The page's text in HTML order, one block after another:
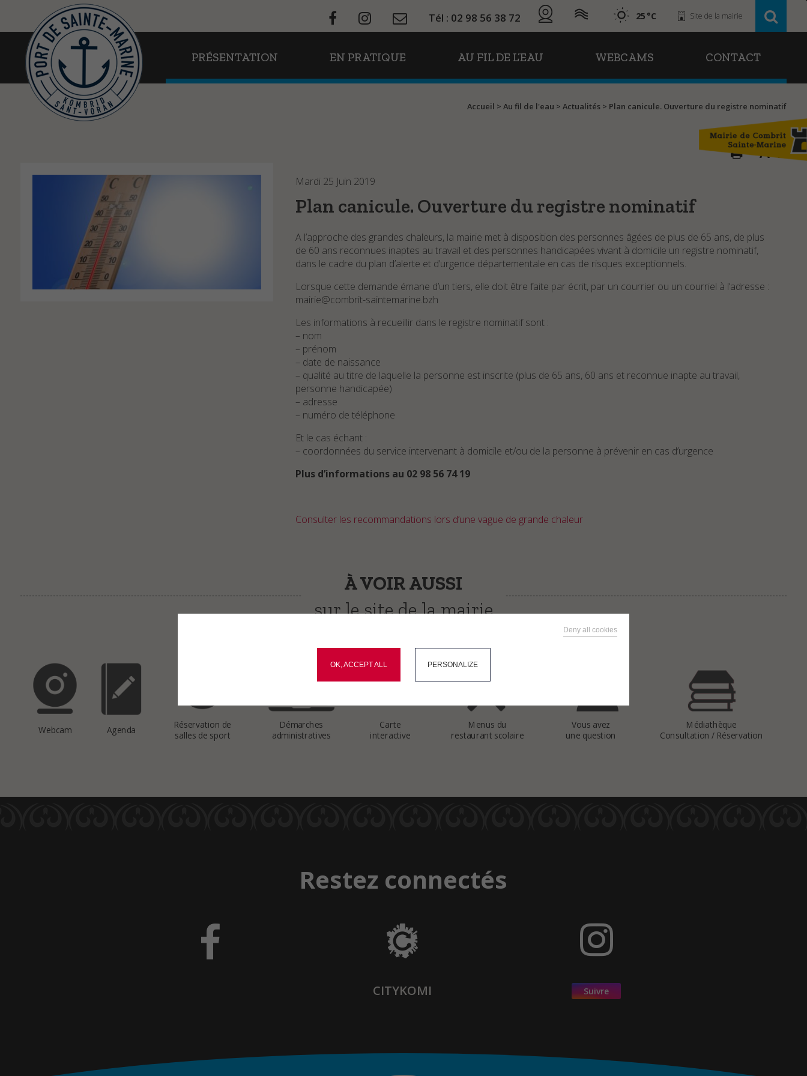
Tél : 02 98 56 38 72 25 Site de la mairie
PRÉSENTATION EN PRATIQUE AU FIL DE L’EAU WEBCAMS CONTACT
Accueil >Au fil de l'eau >Actualités > Plan canicule. Ouverture du registre nominatif
A A
Mardi 25 Juin 2019
Plan canicule. Ouverture du registre nominatif
A l’approche des grandes chaleurs, la mairie met à disposition des personnes âgées de plus de 65 ans, de plus
de 60 ans reconnues inaptes au travail et des personnes handicapées vivant à domicile un registre nominatif,
dans le cadre du plan d’alerte et d’urgence départementale en cas de risques exceptionnels.
Lorsque cette demande émane d’un tiers, elle doit être faite par écrit, par un courrier ou un courriel à l’adresse :
mairie@combrit-saintemarine.bzh
Les informations à recueillir dans le registre nominatif sont :
– nom
– prénom
– date de naissance
– qualité au titre de laquelle la personne est inscrite (plus de 65 ans, 60 ans et reconnue inapte au travail,
personne handicapée)
– adresse
– numéro de téléphone
Et le cas échant :
– coordonnées du service intervenant à domicile et/ou de la personne à prévenir en cas d’urgence
Plus d’informations au 02 98 56 74 19
Consulter les recommandations lors d’une vague de grande chaleur
À VOIR AUSSI
sur le site de la mairie
Webcam Agenda
Réservation de
salles de sport
Démarches
administratives
Carte
interactive
Menus du
restaurant scolaire
Vous avez
une question
Médiathèque
Consultation / Réservation
Restez connectés
CITYKOMI Suivre
PRÉSENTATION
EN PRATIQUE
AU FIL DE L’EAU
WEBCAMS
OK, ACCEPT ALL
Deny all cookies
PERSONALIZE